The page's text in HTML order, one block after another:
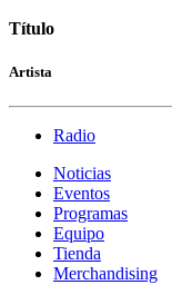
Título
Artista
Radio
Noticias
Eventos
Programas
Equipo
Tienda
Merchandising